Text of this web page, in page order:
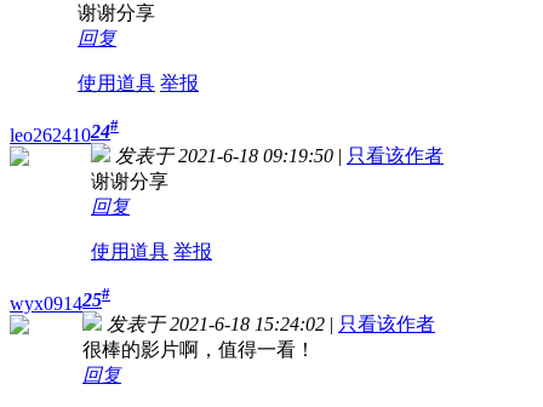
谢谢分享
回复
使用道具 举报
leo26241024#
发表于 2021-6-18 09:19:50 | 只看该作者
谢谢分享
回复
使用道具 举报
wyx091425#
发表于 2021-6-18 15:24:02 | 只看该作者
很棒的影片啊，值得一看！
回复